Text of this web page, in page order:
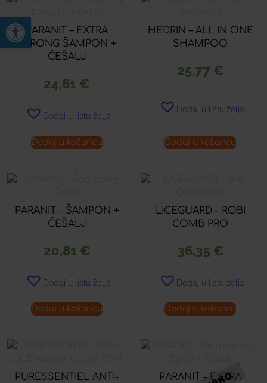
PARANIT – EXTRA
STRONG ŠAMPON +
ČEŠALJ
24,61 €
Dodaj u listu želja
Dodaj u košaricu
HEDRIN – ALL IN ONE
SHAMPOO
25,77 €
Dodaj u listu želja
Dodaj u košaricu
PARANIT – ŠAMPON +
ČEŠALJ
20,81 €
Dodaj u listu želja
Dodaj u košaricu
LICEGUARD – ROBI
COMB PRO
36,35 €
Dodaj u listu želja
Dodaj u košaricu
PURESSENTIEL ANTI-
PARANIT – EXTRA
Open toolbar